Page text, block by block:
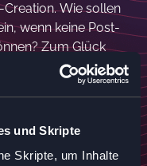
und Skripte
Skripte, um Inhalte
Wie sollen
wenn keine Post-
Zum Glück
Tools, die virtuell
die man auch in
mit dem cloud-
gemacht. Das Tool